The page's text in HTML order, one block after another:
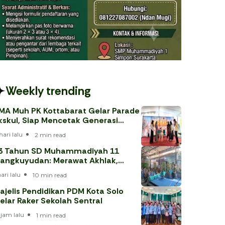
Weekly trending
Muh PK Kottabarat Gelar Parade
Siap Mencetak Generasi
lalu 2 min read
Tahun SD Muhammadiyah 11
Merawat Akhlak,
lalu 10 min read
Pendidikan PDM Kota Solo
Raker Sekolah Sentral
jam lalu 1 min read